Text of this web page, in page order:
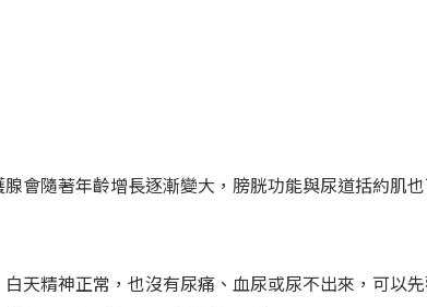
腺會隨著年齡增長逐漸變大，膀胱功能與尿道括約肌
天精神正常，也沒有尿痛、血尿或尿不出來，可以